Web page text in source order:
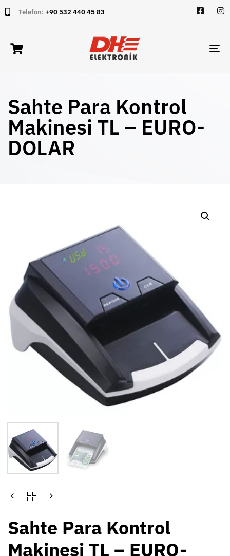
Telefon: +90 532 440 45 83
Sahte Para Kontrol
Makinesi TL – EURO-
DOLAR
Sahte Para Kontrol
Makinesi TL – EURO-